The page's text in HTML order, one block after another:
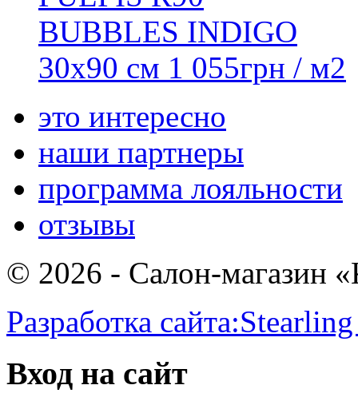
BUBBLES INDIGO
30x90 см 1 055грн / м2
это интересно
наши партнеры
программа лояльности
отзывы
© 2026 - Салон-магазин
Разработка сайта:
Вход на сайт